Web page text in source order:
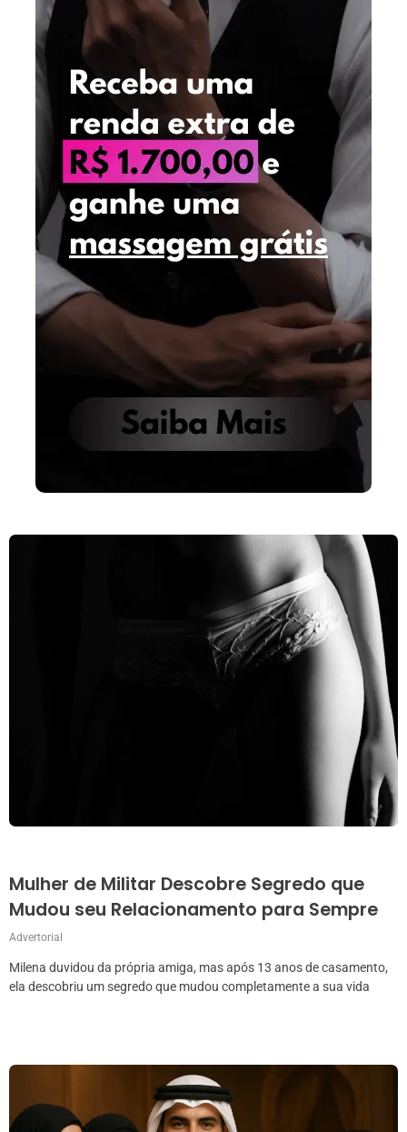
Mulher de Militar Descobre Segredo que
Mudou seu Relacionamento para Sempre
Advertorial
Milena duvidou da própria amiga, mas após 13 anos de casamento,
ela descobriu um segredo que mudou completamente a sua vida